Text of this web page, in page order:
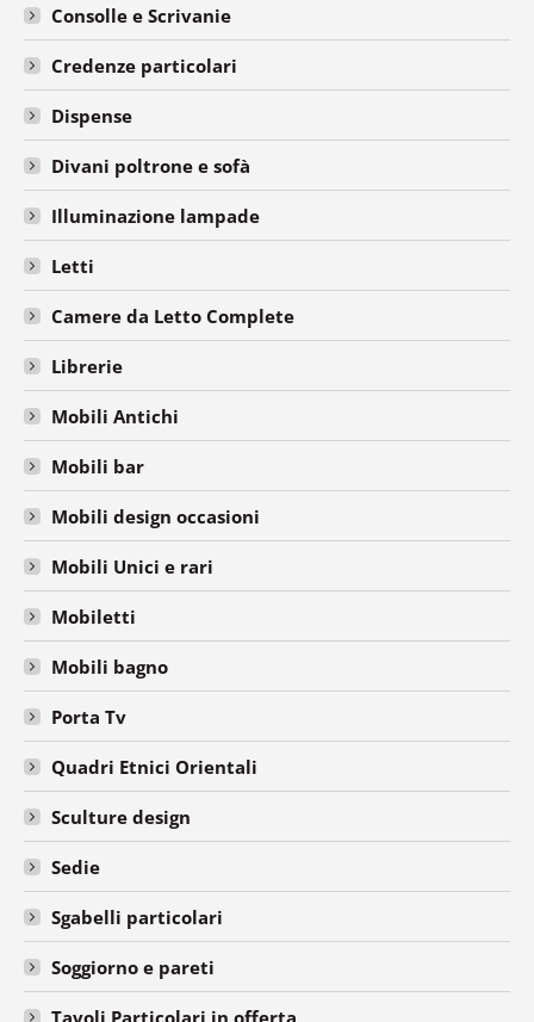
Consolle e Scrivanie
Credenze particolari
Dispense
Divani poltrone e sofà
Illuminazione lampade
Letti
Camere da Letto Complete
Librerie
Mobili Antichi
Mobili bar
Mobili design occasioni
Mobili Unici e rari
Mobiletti
Mobili bagno
Porta Tv
Quadri Etnici Orientali
Sculture design
Sedie
Sgabelli particolari
Soggiorno e pareti
Tavoli Particolari in offerta